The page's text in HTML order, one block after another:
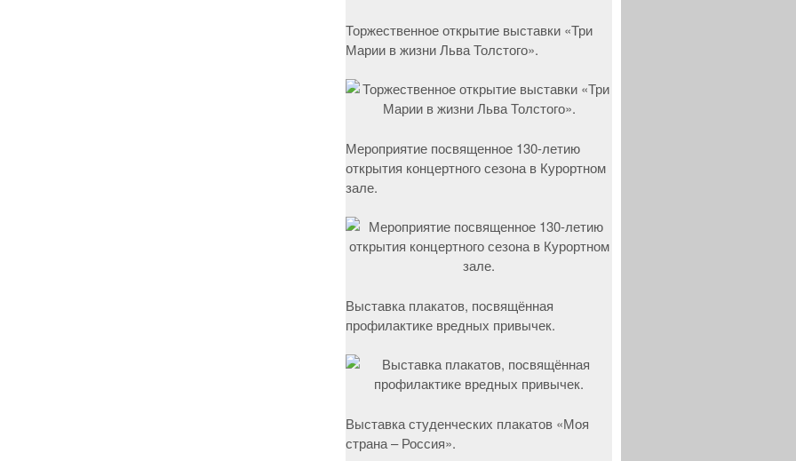
Торжественное открытие выставки «Три
Марии в жизни Льва Толстого».
Мероприятие посвященное 130-летию
открытия концертного сезона в Курортном
зале.
Выставка плакатов, посвящённая
профилактике вредных привычек.
Выставка студенческих плакатов «Моя
страна – Россия».